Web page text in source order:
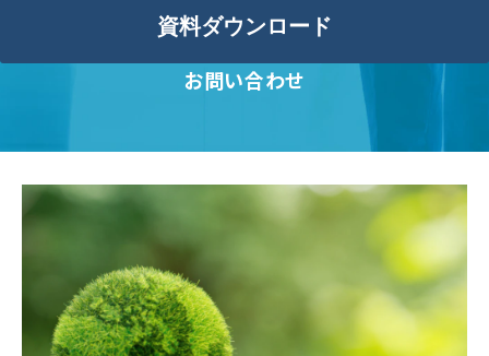
お知らせ
資料ダウンロード
お問い合わせ